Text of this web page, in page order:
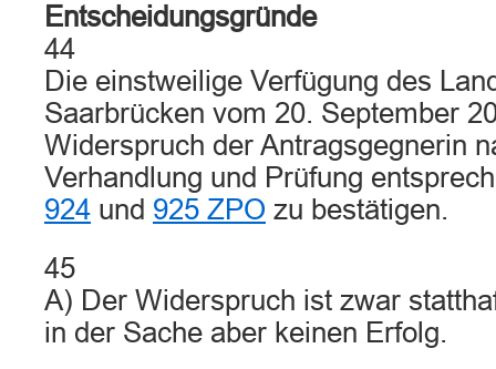
Entscheidungsgründe
44
Die einstweilige Verfügung des
Saarbrücken vom 20. September
Widerspruch der Antragsgegnerin
Verhandlung und Prüfung
924 und 925 ZPO zu bestätigen.
45
A) Der Widerspruch ist zwar
in der Sache aber keinen Erfolg.